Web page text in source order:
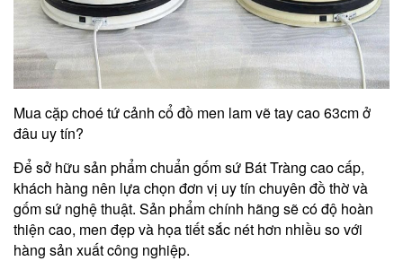
Mua cặp choé tứ cảnh cổ đồ men lam vẽ tay cao 63cm ở
đâu uy tín?
Để sở hữu sản phẩm chuẩn gốm sứ Bát Tràng cao cấp,
khách hàng nên lựa chọn đơn vị uy tín chuyên đồ thờ và
gốm sứ nghệ thuật. Sản phẩm chính hãng sẽ có độ hoàn
thiện cao, men đẹp và họa tiết sắc nét hơn nhiều so với
hàng sản xuất công nghiệp.